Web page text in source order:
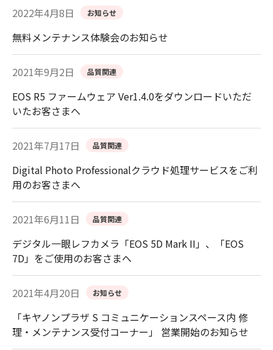
2022年4月8日 お知らせ
無料メンテナンス体験会のお知らせ
2021年9月2日 品質関連
EOS R5 ファームウェア Ver1.4.0をダウンロードいただ
いたお客さまへ
2021年7月17日 品質関連
Digital Photo Professionalクラウド処理サービスをご利
用のお客さまへ
2021年6月11日 品質関連
デジタル一眼レフカメラ「EOS 5D Mark II」、「EOS
7D」をご使用のお客さまへ
2021年4月20日 お知らせ
「キヤノンプラザ S コミュニケーションスペース内 修
理・メンテナンス受付コーナー」 営業開始のお知らせ